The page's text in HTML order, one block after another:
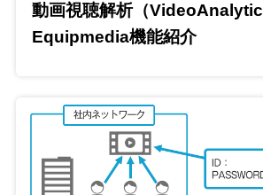
動画視聴解析（
Equipmedia機能紹介